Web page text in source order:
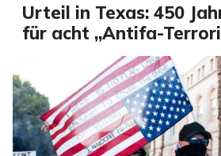
Urteil in Texas: 450
für acht „Antifa-